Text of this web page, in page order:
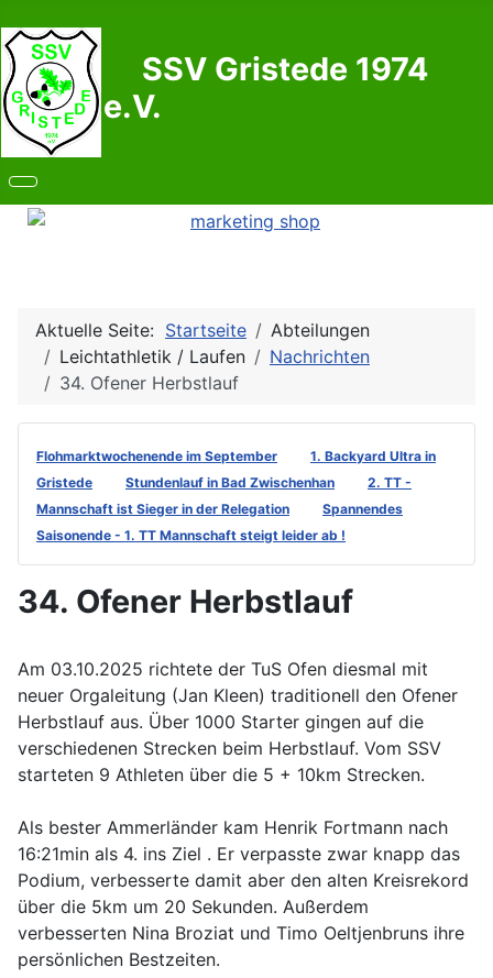
SSV Gristede 1974
e.V.
Aktuelle Seite: Startseite
Abteilungen
Leichtathletik / Laufen
Nachrichten
34. Ofener Herbstlauf
Flohmarktwochenende im September
1. Backyard Ultra in
Gristede
Stundenlauf in Bad Zwischenhan
2. TT -
Mannschaft ist Sieger in der Relegation
Spannendes
Saisonende - 1. TT Mannschaft steigt leider ab !
34. Ofener Herbstlauf
Am 03.10.2025 richtete der TuS Ofen diesmal mit
neuer Orgaleitung (Jan Kleen) traditionell den Ofener
Herbstlauf aus. Über 1000 Starter gingen auf die
verschiedenen Strecken beim Herbstlauf. Vom SSV
starteten 9 Athleten über die 5 + 10km Strecken.
Als bester Ammerländer kam Henrik Fortmann nach
16:21min als 4. ins Ziel . Er verpasste zwar knapp das
Podium, verbesserte damit aber den alten Kreisrekord
über die 5km um 20 Sekunden. Außerdem
verbesserten Nina Broziat und Timo Oeltjenbruns ihre
persönlichen Bestzeiten.